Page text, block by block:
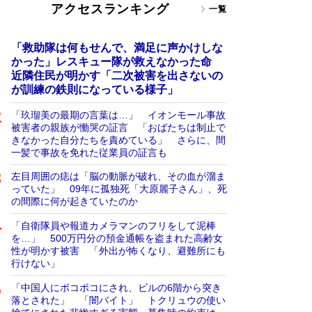
アクセスランキング 一覧
「救助隊は何もせんで、満足に声かけしな
かった」レスキュー隊が救えなかった命
近隣住民が明かす「二次被害を出さないの
が訓練の鉄則になっている様子」
「玖瑠美の最期の言葉は…」 イオンモール事故
被害者の親族が慟哭の証言 「おばたちは制止で
きなかった自分たちを責めている」 さらに、間
一髪で事故を免れた従業員の証言も
左目周囲の痣は「脳の動脈が破れ、その血が溜ま
っていた」 09年に孤独死「大原麗子さん」、死
の間際に何が起きていたのか
「自衛隊員や報道カメラマンのフリをして泥棒
を…」 500万円分の預金通帳を盗まれた高齢女
性が明かす被害 「外出が怖くなり、避難所にも
行けない」
「中国人にボコボコにされ、ビルの6階から突き
落とされた」 「闇バイト」 トクリュウの使い